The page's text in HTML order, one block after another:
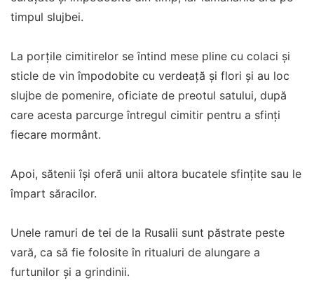
timpul slujbei.
La porţile cimitirelor se întind mese pline cu colaci şi
sticle de vin împodobite cu verdeaţă şi flori şi au loc
slujbe de pomenire, oficiate de preotul satului, după
care acesta parcurge întregul cimitir pentru a sfinţi
fiecare mormânt.
Apoi, sătenii îşi oferă unii altora bucatele sfinţite sau le
împart săracilor.
Unele ramuri de tei de la Rusalii sunt păstrate peste
vară, ca să fie folosite în ritualuri de alungare a
furtunilor şi a grindinii.